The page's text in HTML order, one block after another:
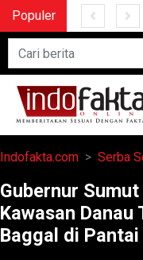
Populer
Indofakta.com Serba
Gubernur
Kawasan Danau
Baggal di